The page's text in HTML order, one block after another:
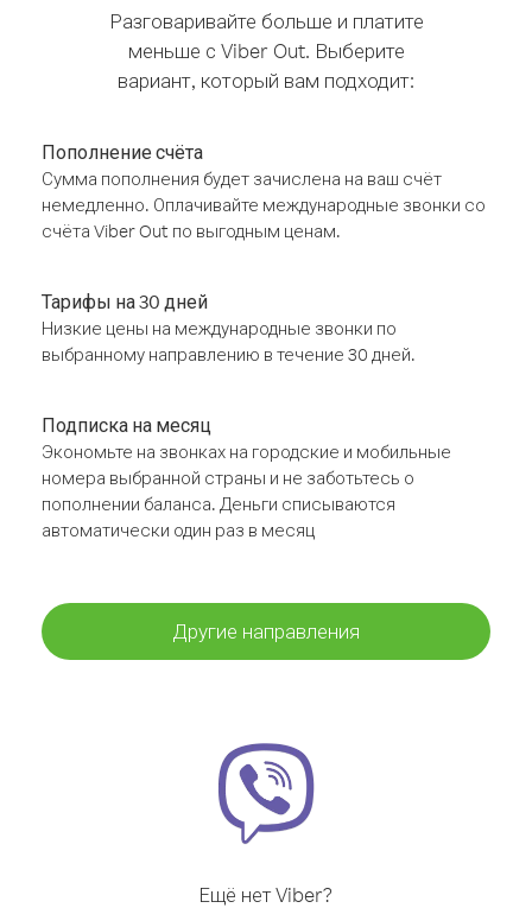
Разговаривайте больше и платите
меньше с Viber Out. Выберите
вариант, который вам подходит:
Пополнение счёта
Сумма пополнения будет зачислена на ваш счёт
немедленно. Оплачивайте международные звонки со
счёта Viber Out по выгодным ценам.
Тарифы на 30 дней
Низкие цены на международные звонки по
выбранному направлению в течение 30 дней.
Подписка на месяц
Экономьте на звонках на городские и мобильные
номера выбранной страны и не заботьтесь о
пополнении баланса. Деньги списываются
автоматически один раз в месяц
Другие направления
Ещё нет Viber?